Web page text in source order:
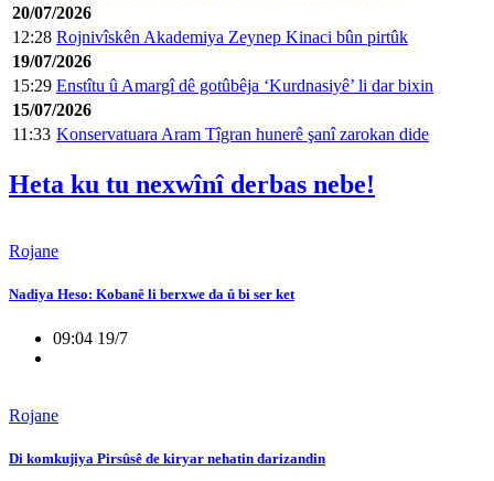
20/07/2026
12:28 Rojnivîskên Akademiya Zeynep Kinaci bûn pirtûk
19/07/2026
15:29 Enstîtu û Amargî dê gotûbêja ‘Kurdnasiyê’ li dar bixin
15/07/2026
11:33 Konservatuara Aram Tîgran hunerê şanî zarokan dide
Heta ku tu nexwînî derbas nebe!
Rojane
Nadiya Heso: Kobanê li berxwe da û bi ser ket
09:04 19/7
Rojane
Di komkujiya Pirsûsê de kiryar nehatin darizandin